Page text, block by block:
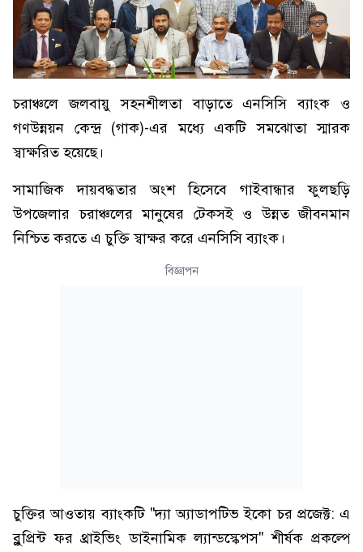
চরাঞ্চলে জলবায়ু সহনশীলতা বাড়াতে এনসিসি ব্যাংক ও
গণউন্নয়ন কেন্দ্র (গাক)-এর মধ্যে একটি সমঝোতা স্মারক
স্বাক্ষরিত হয়েছে।
সামাজিক দায়বদ্ধতার অংশ হিসেবে গাইবান্ধার ফুলছড়ি
উপজেলার চরাঞ্চলের মানুষের টেকসই ও উন্নত জীবনমান
নিশ্চিত করতে এ চুক্তি স্বাক্ষর করে এনসিসি ব্যাংক।
বিজ্ঞাপন
চুক্তির আওতায় ব্যাংকটি "দ্যা অ্যাডাপটিভ ইকো চর প্রজেক্ট: এ
ব্লুপ্রিন্ট ফর থ্রাইভিং ডাইনামিক ল্যান্ডস্কেপস" শীর্ষক প্রকল্পে